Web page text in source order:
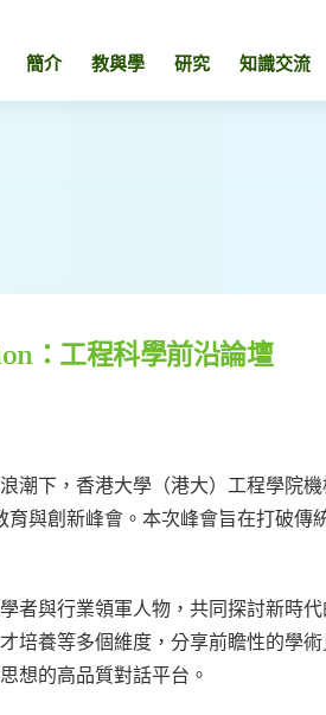
簡介 教與學 研究 知識交流
：工程科學前沿論壇
潮下，香港大學（港大）工程學院
育與創新峰會。本次峰會旨在打破
者與行業領軍人物，共同探討新時
培養等多個維度，分享前瞻性的學
想的高品質對話平台。